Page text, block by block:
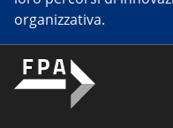
organizzativa.